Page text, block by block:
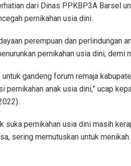
dari Dinas PPKBP3A Barsel
pernikahan usia dini.
perempuan dan perlindungan
pernikahan usia dini, demi
gandeng forum remaja
pernikahan anak usia dini,” ucap
suka pernikahan usia dini masih
sering memutuskan untuk menikah.